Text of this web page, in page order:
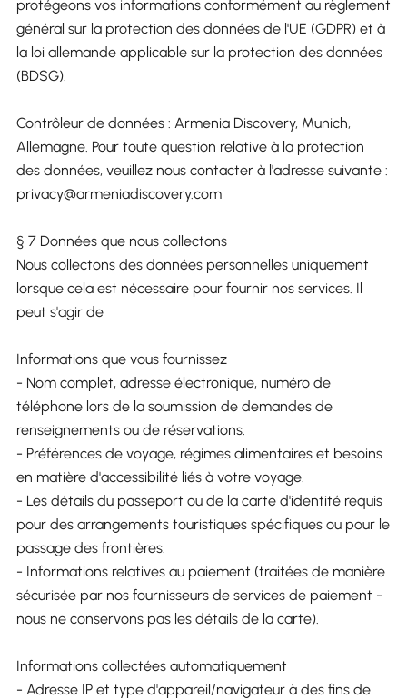
protégeons vos informations conformément au règlement
général sur la protection des données de l'UE (GDPR) et à
la loi allemande applicable sur la protection des données
(BDSG).
Contrôleur de données : Armenia Discovery, Munich,
Allemagne. Pour toute question relative à la protection
des données, veuillez nous contacter à l'adresse suivante :
privacy@armeniadiscovery.com
§ 7 Données que nous collectons
Nous collectons des données personnelles uniquement
lorsque cela est nécessaire pour fournir nos services. Il
peut s'agir de
Informations que vous fournissez
- Nom complet, adresse électronique, numéro de
téléphone lors de la soumission de demandes de
renseignements ou de réservations.
- Préférences de voyage, régimes alimentaires et besoins
en matière d'accessibilité liés à votre voyage.
- Les détails du passeport ou de la carte d'identité requis
pour des arrangements touristiques spécifiques ou pour le
passage des frontières.
- Informations relatives au paiement (traitées de manière
sécurisée par nos fournisseurs de services de paiement -
nous ne conservons pas les détails de la carte).
Informations collectées automatiquement
- Adresse IP et type d'appareil/navigateur à des fins de